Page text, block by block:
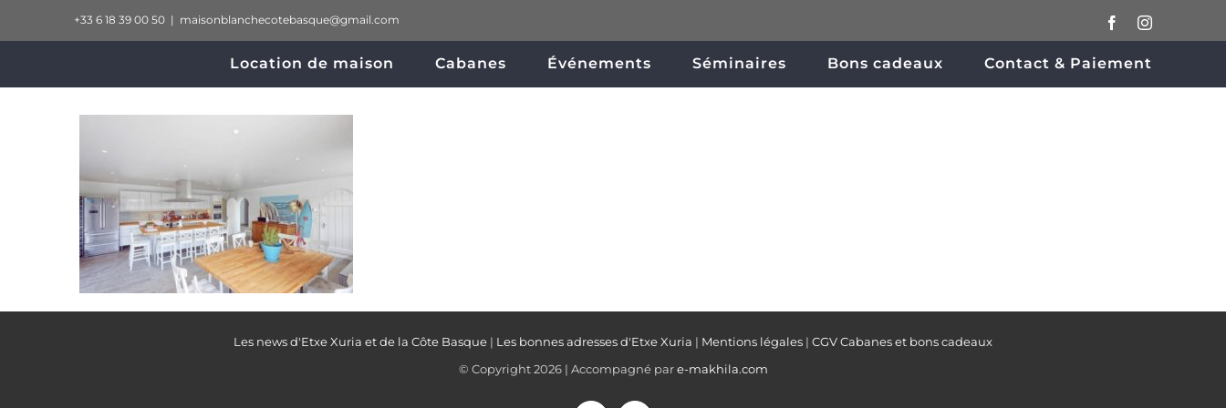
au
+33 6 18 39 00 50 | maisonblanchecotebasque@gmail.com FacebookInstagram
Location de maison Cabanes Événements Séminaires Bons cadeaux Contact & Paiement
Les news d'Etxe Xuria et de la Côte Basque | Les bonnes adresses d'Etxe Xuria | Mentions légales | CGV Cabanes et bons cadeaux
© Copyright2026 | Accompagné pare-makhila.com